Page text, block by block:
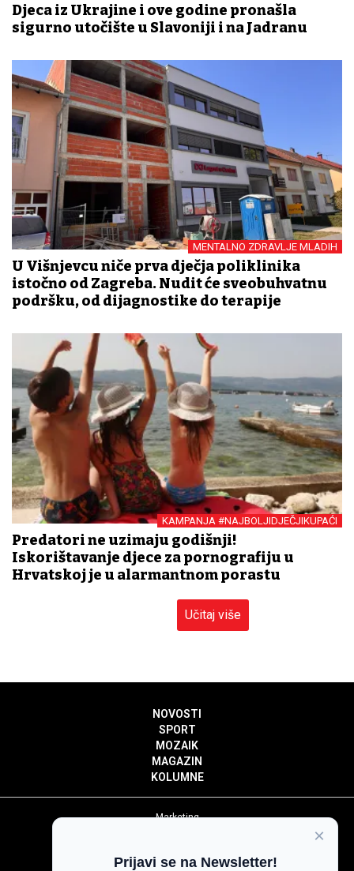
Djeca iz Ukrajine i ove godine pronašla
sigurno utočište u Slavoniji i na Jadranu
MENTALNO ZDRAVLJE MLADIH
U Višnjevcu niče prva dječja poliklinika
istočno od Zagreba. Nudit će sveobuhvatnu
podršku, od dijagnostike do terapije
KAMPANJA #NAJBOLJIDJEČJIKUPAĆI
Predatori ne uzimaju godišnji!
Iskorištavanje djece za pornografiju u
Hrvatskoj je u alarmantnom porastu
Učitaj više
NOVOSTI
SPORT
MOZAIK
MAGAZIN
KOLUMNE
Marketing
Impressum
×
Prijavi se na Newsletter!